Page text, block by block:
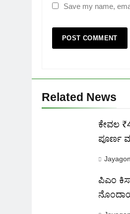
Save my name,
Related News
ಕೇವಲ
ಪೂರ್ಣ
ಪಿಎಂ